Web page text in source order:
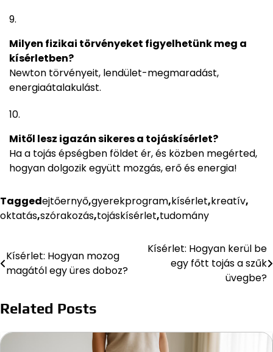
Milyen fizikai törvényeket figyelhetünk meg a
kísérletben?
Newton törvényeit, lendület-megmaradást,
energiaátalakulást.
Mitől lesz igazán sikeres a tojáskísérlet?
Ha a tojás épségben földet ér, és közben megérted,
hogyan dolgozik együtt mozgás, erő és energia!
Taggedejtőernyő,gyerekprogram,kísérlet,kreatív,
oktatás,szórakozás,tojáskísérlet,tudomány
Bejegyzés
navigáció
Kísérlet: Hogyan mozog
magától egy üres doboz?
Kísérlet: Hogyan kerül be
egy főtt tojás a szűk
üvegbe?
Related Posts